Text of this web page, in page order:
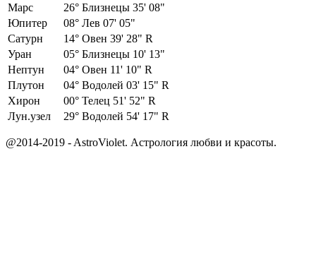
Марс
26° Близнецы 35' 08"
Юпитер
08° Лев 07' 05"
Сатурн
14° Овен 39' 28" R
Уран
05° Близнецы 10' 13"
Нептун
04° Овен 11' 10" R
Плутон
04° Водолей 03' 15" R
Хирон
00° Телец 51' 52" R
Лун.узел
29° Водолей 54' 17" R
@2014-2019 - AstroViolet. Астрология любви и красоты.